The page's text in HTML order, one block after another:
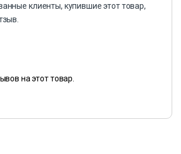
клиенты, купившие этот товар,
на этот товар.